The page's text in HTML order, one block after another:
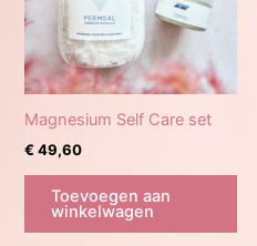
Magnesium Self Care set
€49,60
Toevoegen aan
winkelwagen